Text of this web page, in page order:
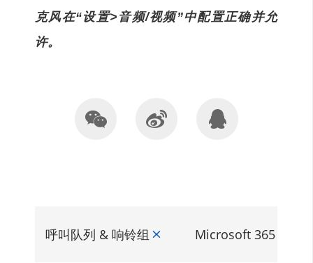
克风在“设置>音频/视频”中配置正确并允
许。
呼叫队列 & 响铃组 Microsoft 365 集成